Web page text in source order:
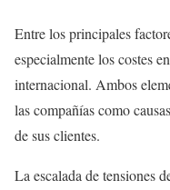
Entre los principales
especialmente los costes
internacional. Ambos
las compañías como
de sus clientes.
La escalada de tensiones